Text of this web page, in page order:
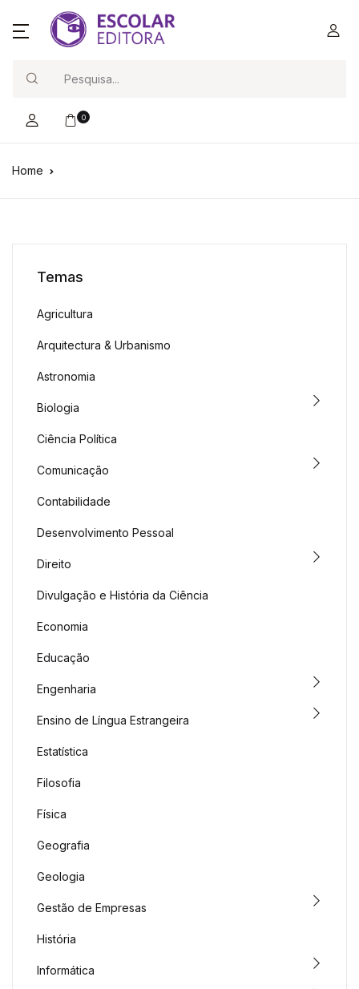
0
Home
Temas
Agricultura
Arquitectura & Urbanismo
Astronomia
Biologia
Ciência Política
Comunicação
Contabilidade
Desenvolvimento Pessoal
Direito
Divulgação e História da Ciência
Economia
Educação
Engenharia
Ensino de Língua Estrangeira
Estatística
Filosofia
Física
Geografia
Geologia
Gestão de Empresas
História
Informática